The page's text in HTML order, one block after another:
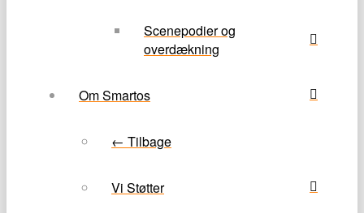
Scenepodier og
overdækning
Om Smartos
← Tilbage
Vi Støtter